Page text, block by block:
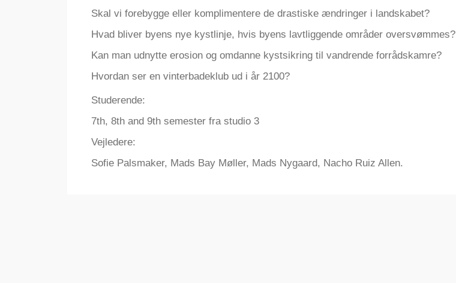
Skal vi forebygge eller komplimentere de drastiske ændringer i landskabet?
Hvad bliver byens nye kystlinje, hvis byens lavtliggende områder oversvømmes?
Kan man udnytte erosion og omdanne kystsikring til vandrende forrådskamre?
Hvordan ser en vinterbadeklub ud i år 2100?
Studerende:
7th, 8th and 9th semester fra studio 3
Vejledere:
Sofie Palsmaker, Mads Bay Møller, Mads Nygaard, Nacho Ruiz Allen. ​